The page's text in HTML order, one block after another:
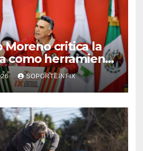
Moreno critica la
como herramienta
y señala
en regulación
de réplica
SOPORTEINFIX